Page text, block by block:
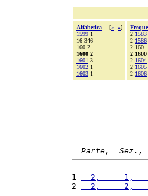
Alfabetica [« »]
1599 1
16 346
160 2
1600 2
1601 3
1602 1
1603 1
2 1583
2 1586
2 160
2 1600
2 1604
2 1605
2 1606
Parte,  Sez.,
1
2,     1,
2
2,     2,